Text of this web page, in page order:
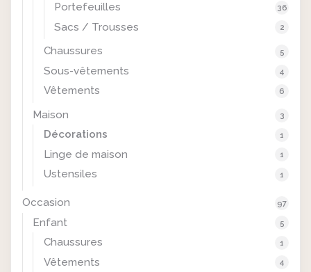
Portefeuilles 36
Sacs / Trousses 2
Chaussures 5
Sous-vêtements 4
Vêtements 6
Maison 3
Décorations 1
Linge de maison 1
Ustensiles 1
Occasion 97
Enfant 5
Chaussures 1
Vêtements 4